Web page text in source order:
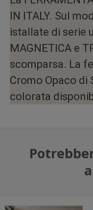
IN ITALY. Sul
istallate di serie
MAGNETICA e
scomparsa. La
Cromo Opaco di
colorata